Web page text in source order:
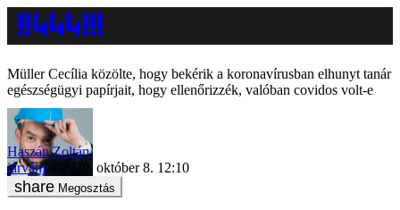
Müller Cecília közölte, hogy bekérik a koronavírusban elhunyt tanár
egészségügyi papírjait, hogy ellenőrizzék, valóban covidos volt-e
Haszán Zoltán
járvány
2020. október 8. 12:10
Megosztás